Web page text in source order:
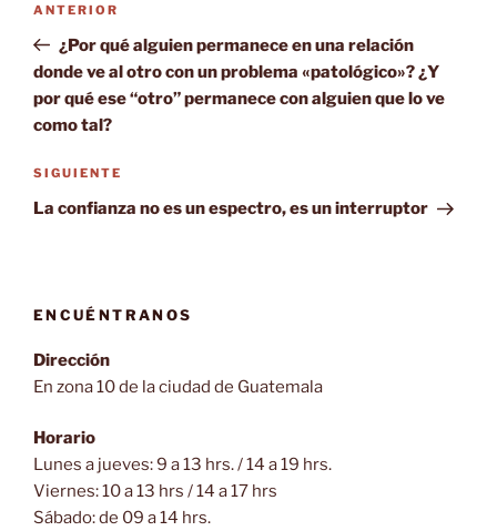
entradas
Entrada
anterior:
ANTERIOR
¿Por qué alguien permanece en una relación
donde ve al otro con un problema «patológico»? ¿Y
por qué ese “otro” permanece con alguien que lo ve
como tal?
Siguiente
entrada
SIGUIENTE
La confianza no es un espectro, es un interruptor
ENCUÉNTRANOS
Dirección
En zona 10 de la ciudad de Guatemala
Horario
Lunes a jueves: 9 a 13 hrs. / 14 a 19 hrs.
Viernes: 10 a 13 hrs / 14 a 17 hrs
Sábado: de 09 a 14 hrs.